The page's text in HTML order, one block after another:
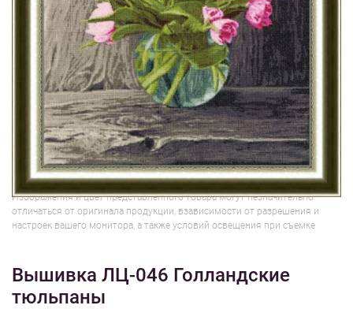
1/2
Изображения и цвет представленного товара могут незначительно
отличаться от оригинала продукции, взависимости от разрешения и
настроек вашего монитора, а также условий освещения при съемке
Вышивка ЛЦ-046 Голландские
тюльпаны